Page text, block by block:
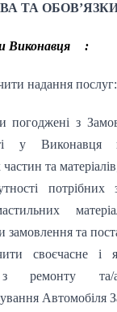
ТА
Виконавця :
надання послуг:
погоджені з
у Виконавця
та
потрібних
замовлення та
своєчасне і
ремонту та/
Автомобіля